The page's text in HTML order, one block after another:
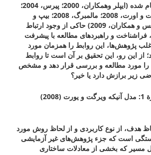
شده (ایپلر وهمکاران، 2000 ؛ پیرس، 2004
؛
کوتینه، 2007؛ وروگت و اورت، 2008؛ مالمبرگ، 2008؛ بیپ و
حاکی از وجود ارتباط
و راهبرد‌های مطالعه با پیشرفت
پژوهش‌ها، این روابط را همزمان مورد
از این رو، این تحقیق بر آن است تا روابط
را مورد مطالعه و بررسی قرار دهد و مشخص
زیر برازش دارد یا خیر؟
هدف، از نوع کاربردی و از لحاظ روش مورد
است که جزء پژوهش‌‌های غیر آزمایشی
مسیر که بخشی از معادلات ساختاری